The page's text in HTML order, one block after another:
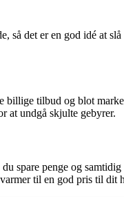
det er en god idé at
tilbud og blot
at undgå skjulte gebyrer.
spare penge og
til en god pris til dit